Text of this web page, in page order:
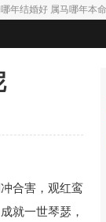
年结婚好 属马哪年本
合害，观红鸾
就一世琴瑟，